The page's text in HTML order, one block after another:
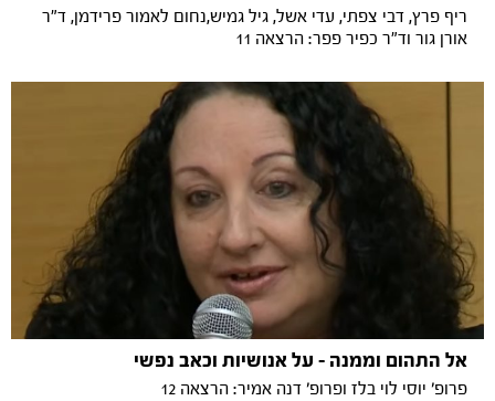
ריף פרץ, דבי צפתי, עדי אשל, גיל גמיש,נחום לאמור פרידמן, ד"ר
אורן גור וד"ר כפיר פפר: הרצאה 11
אל התהום וממנה - על אנושיות וכאב נפשי
פרופ׳ יוסי לוי בלז ופרופ׳ דנה אמיר: הרצאה 12